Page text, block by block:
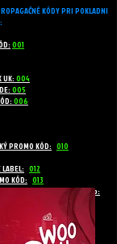
KÓDY PRI POKLADNI
001
UK: 004
005
006
PROMO KÓD: 010
012
KÓD: 013
PT2 pre Spojené kráľovstvo: